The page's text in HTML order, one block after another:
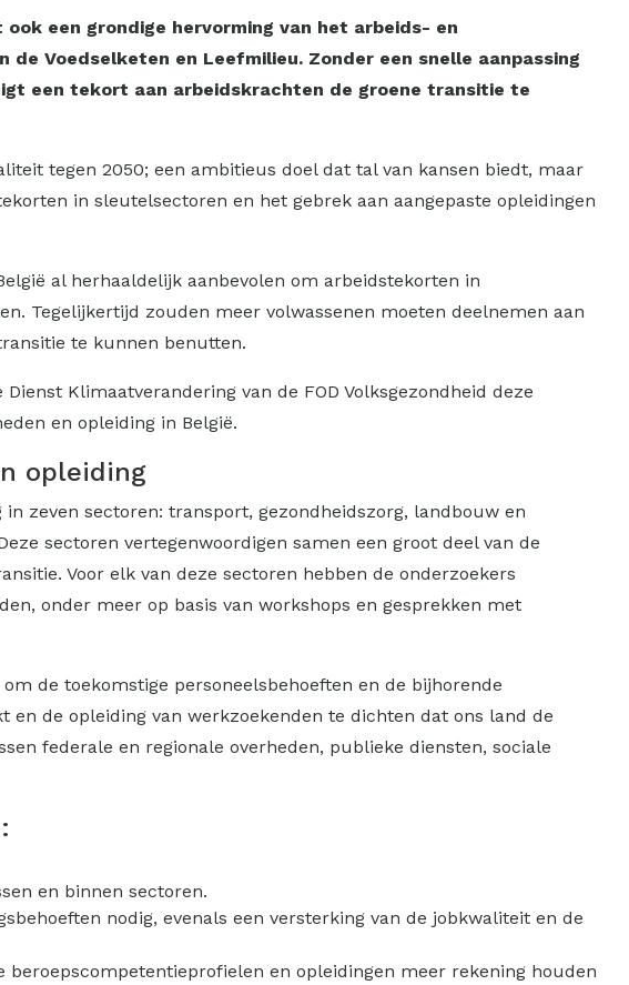
een grondige hervorming van het arbeids- en
Voedselketen en Leefmilieu. Zonder een snelle aanpassing
een tekort aan arbeidskrachten de groene transitie te
tegen 2050; een ambitieus doel dat tal van kansen biedt, maar
in sleutelsectoren en het gebrek aan aangepaste opleidingen
al herhaaldelijk aanbevolen om arbeidstekorten in
Tegelijkertijd zouden meer volwassenen moeten deelnemen aan
te kunnen benutten.
Klimaatverandering van de FOD Volksgezondheid deze
en opleiding in België.
opleiding
zeven sectoren: transport, gezondheidszorg, landbouw en
sectoren vertegenwoordigen samen een groot deel van de
Voor elk van deze sectoren hebben de onderzoekers
onder meer op basis van workshops en gesprekken met
de toekomstige personeelsbehoeften en de bijhorende
de opleiding van werkzoekenden te dichten dat ons land de
federale en regionale overheden, publieke diensten, sociale
en binnen sectoren.
nodig, evenals een versterking van de jobkwaliteit en de
en opleidingen meer rekening houden